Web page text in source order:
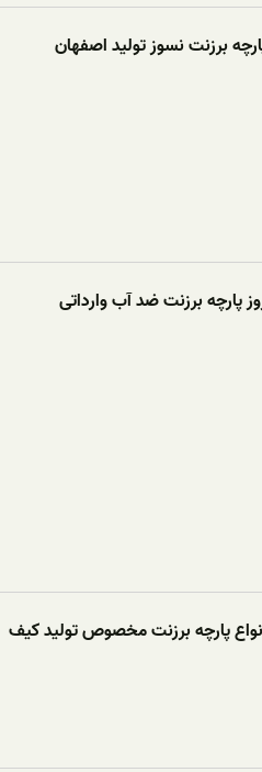
برزنت نسوز تولید اصفهان
پارچه برزنت ضد آب وارداتی
پارچه برزنت مخصوص تولید کیف